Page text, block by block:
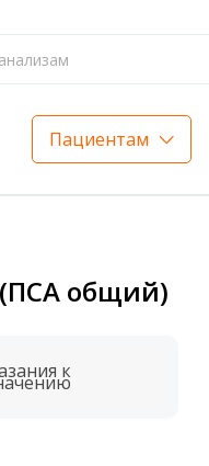
Пациентам
витамины —
на наличие
общий)
к